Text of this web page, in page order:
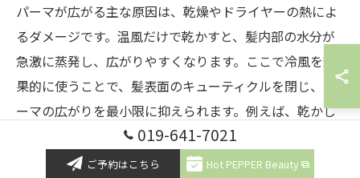
パーマが広がる主な原因は、乾燥やドライヤーの熱によ
るダメージです。温風だけで乾かすと、髪内部の水分が
急激に蒸発し、広がりやすくなります。ここで冷風を効
果的に使うことで、髪表面のキューティクルを閉じ、パ
ーマの広がりを最小限に抑えられます。例えば、乾かし
終わりに冷風を全体に当てるだけで、髪のまとまりが格
段にアップします。冷風の活用は、広がり防止の実践的
019-641-7021
ご予約はこちら Hot PEPPER Beauty